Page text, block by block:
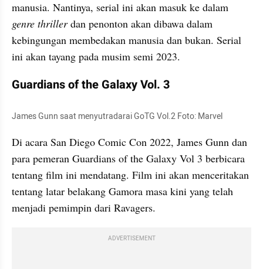
genre thriller dan penonton akan dibawa dalam
kebingungan membedakan manusia dan bukan. Serial
ini akan tayang pada musim semi 2023.
Guardians of the Galaxy Vol. 3
James Gunn saat menyutradarai GoTG Vol.2 Foto: Marvel
Di acara San Diego Comic Con 2022, James Gunn dan
para pemeran Guardians of the Galaxy Vol 3 berbicara
tentang film ini mendatang. Film ini akan menceritakan
tentang latar belakang Gamora masa kini yang telah
menjadi pemimpin dari Ravagers.
ADVERTISEMENT